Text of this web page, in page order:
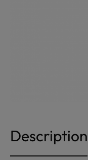
Description